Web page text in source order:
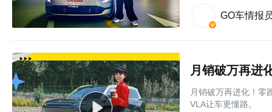
GO车情报
月销破万再进化！零
VLA让车更懂路。